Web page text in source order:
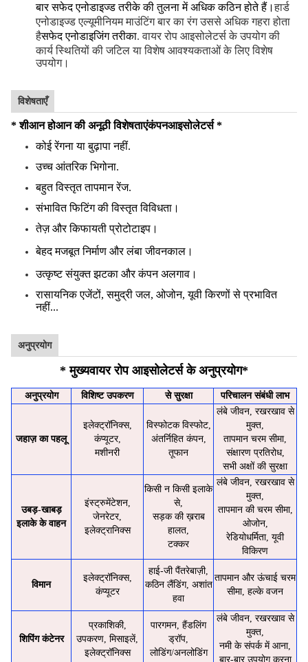
बार सफेद एनोडाइज्ड तरीके की तुलना में अधिक कठिन होते हैं।हार्ड
एनोडाइज्ड एल्यूमीनियम माउंटिंग बार का रंग उससे अधिक गहरा होता
हैसफेद एनोडाइजिंग तरीका. वायर रोप आइसोलेटर्स के उपयोग की
कार्य स्थितियों की जटिल या विशेष आवश्यकताओं के लिए विशेष
उपयोग।
विशेषताएँ
* शीआन होआन की अनूठी विशेषताएंकंपनआइसोलेटर्स *
कोई रेंगना या बुढ़ापा नहीं.
उच्च आंतरिक भिगोना.
बहुत विस्तृत तापमान रेंज.
संभावित फिटिंग की विस्तृत विविधता।
तेज़ और किफायती प्रोटोटाइप।
बेहद मजबूत निर्माण और लंबा जीवनकाल।
उत्कृष्ट संयुक्त झटका और कंपन अलगाव।
रासायनिक एजेंटों, समुद्री जल, ओजोन, यूवी किरणों से प्रभावित
नहीं...
अनुप्रयोग
* मुख्यवायर रोप आइसोलेटर्स के अनुप्रयोग*
अनुप्रयोग विशिष्ट उपकरण से सुरक्षा परिचालन संबंधी लाभ
जहाज़ का पहलू
इलेक्ट्रॉनिक्स,
कंप्यूटर,
मशीनरी
विस्फोटक विस्फोट,
अंतर्निहित कंपन,
तूफान
लंबे जीवन, रखरखाव से
मुक्त,
तापमान चरम सीमा,
संक्षारण प्रतिरोध,
सभी अक्षों की सुरक्षा
उबड़-खाबड़
इलाके के वाहन
इंस्ट्रुमेंटेशन,
जेनरेटर,
इलेक्ट्रानिक्स
किसी न किसी इलाके
से,
सड़क की ख़राब
हालत,
टक्कर
लंबे जीवन, रखरखाव से
मुक्त,
तापमान की चरम सीमा,
ओजोन,
रेडियोधर्मिता, यूवी
विकिरण
विमान
इलेक्ट्रॉनिक्स,
कंप्यूटर
हाई-जी पैंतरेबाज़ी,
कठिन लैंडिंग, अशांत
हवा
तापमान और ऊंचाई चरम
सीमा, हल्के वजन
शिपिंग कंटेनर
प्रकाशिकी,
उपकरण, मिसाइलें,
इलेक्ट्रॉनिक्स
पारगमन, हैंडलिंग
ड्रॉप,
लोडिंग/अनलोडिंग
लंबे जीवन, रखरखाव से
मुक्त,
नमी के संपर्क में आना,
बार-बार उपयोग करना